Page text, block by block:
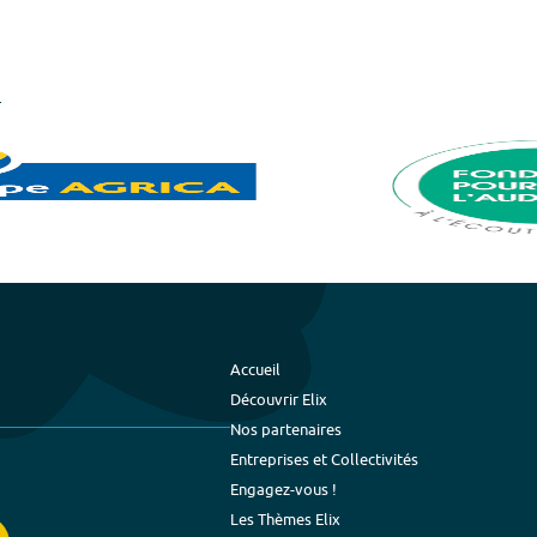
Accueil
Découvrir Elix
Nos partenaires
Entreprises et Collectivités
Engagez-vous !
Les Thèmes Elix